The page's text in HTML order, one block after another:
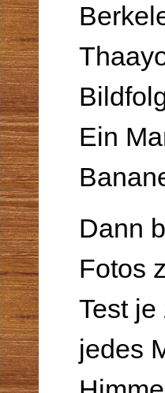
Ein
Dann
Fotos
Test
jedes